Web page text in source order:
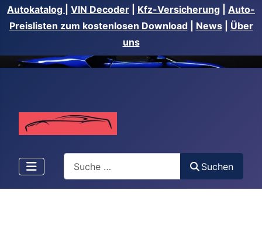
Autokatalog VIN Decoder Kfz-Versicherung
Auto-
Preislisten zum kostenlosen Download| News| Über
uns
Suchen